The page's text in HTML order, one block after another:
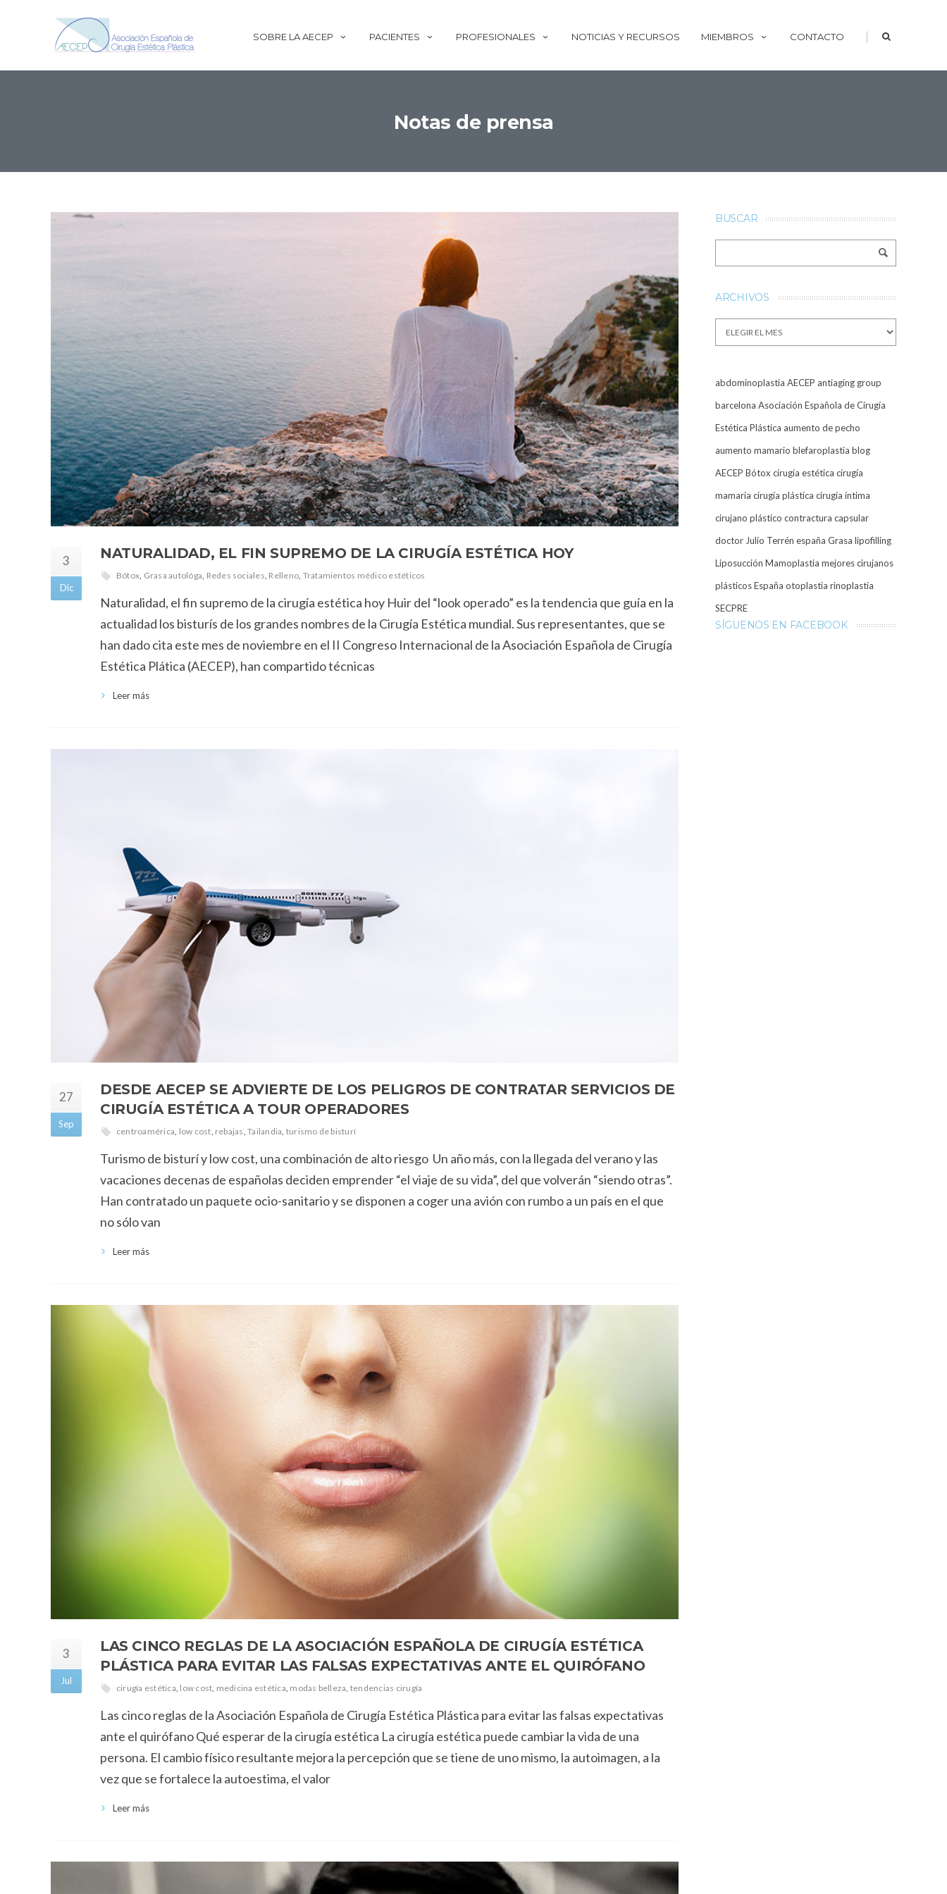
SOBRE LA AECEP PACIENTES PROFESIONALES NOTICIAS Y RECURSOS MIEMBROS CONTACTO |
Notas de prensa
3
Dic
NATURALIDAD, EL FIN SUPREMO DE LA CIRUGÍA ESTÉTICA HOY
Bótox Grasa autológa Redes sociales Relleno Tratamientos médico estéticos
Naturalidad, el fin supremo de la cirugía estética hoy Huir del “look operado” es la tendencia que guía en la
actualidad los bisturís de los grandes nombres de la Cirugía Estética mundial. Sus representantes, que se
han dado cita este mes de noviembre en el II Congreso Internacional de la Asociación Española de Cirugía
Estética Plática (AECEP), han compartido técnicas
Leer más
27
Sep
DESDE AECEP SE ADVIERTE DE LOS PELIGROS DE CONTRATAR SERVICIOS DE
CIRUGÍA ESTÉTICA A TOUR OPERADORES
centroamérica, low cost, rebajas,Tailandia, turismo de bisturí
Turismo de bisturí y low cost, una combinación de alto riesgo Un año más, con la llegada del verano y las
vacaciones decenas de españolas deciden emprender “el viaje de su vida”, del que volverán “siendo otras”.
Han contratado un paquete ocio-sanitario y se disponen a coger una avión con rumbo a un país en el que
no sólo van
Leer más
3
Jul
LAS CINCO REGLAS DE LA ASOCIACIÓN ESPAÑOLA DE CIRUGÍA ESTÉTICA
PLÁSTICA PARA EVITAR LAS FALSAS EXPECTATIVAS ANTE EL QUIRÓFANO
cirugía estética low cost medicina estética modas belleza tendencias cirugía
Las cinco reglas de la Asociación Española de Cirugía Estética Plástica para evitar las falsas expectativas
ante el quirófano Qué esperar de la cirugía estética La cirugía estética puede cambiar la vida de una
persona. El cambio físico resultante mejora la percepción que se tiene de uno mismo, la autoimagen, a la
vez que se fortalece la autoestima, el valor
Leer más
BUSCAR
ARCHIVOS
Archivos
abdominoplastia AECEP antiaging group
barcelona Asociación Española de Cirugía
Estética Plástica aumento de pecho
aumento mamario blefaroplastia blog
AECEP Bótox cirugía estética cirugía
mamaria cirugía plástica cirugía íntima
cirujano plástico contractura capsular
doctor Julio Terrén españa Grasa lipofilling
Liposucción Mamoplastia mejores cirujanos
plásticos España otoplastia rinoplastia
SECPRE
SÍGUENOS EN FACEBOOK